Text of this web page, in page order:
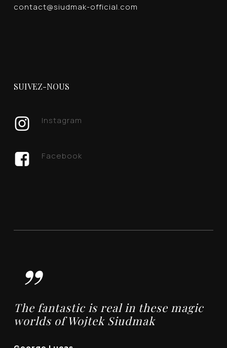
contact@siudmak-official.com
SUIVEZ-NOUS
Instagram
Facebook
”
The fantastic is real in these magic
worlds of Wojtek Siudmak